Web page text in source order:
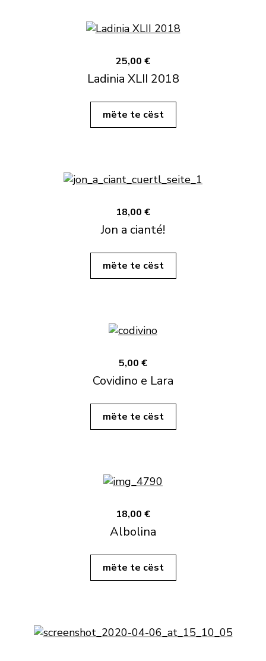
25,00 €
Ladinia XLII 2018
mëte te cëst
18,00 €
Jon a cianté!
mëte te cëst
5,00 €
Covidino e Lara
mëte te cëst
18,00 €
Albolina
mëte te cëst